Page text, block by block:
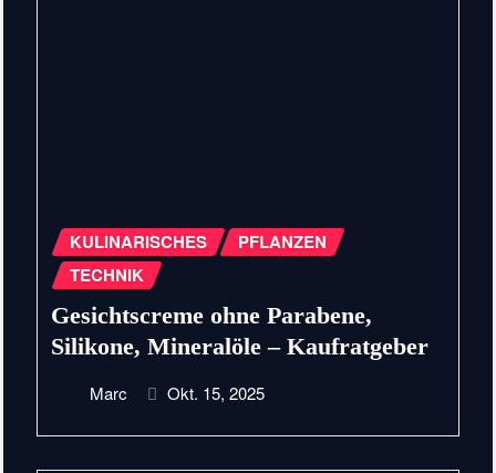
KULINARISCHES
PFLANZEN
TECHNIK
Gesichtscreme ohne Parabene,
Silikone, Mineralöle – Kaufratgeber
Marc Okt. 15, 2025